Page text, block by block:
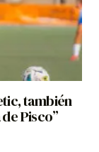
también
Pisco”